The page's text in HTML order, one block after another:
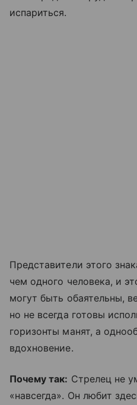
испариться.
Представители этого
чем одного человека, и
могут быть обаятельны,
но не всегда готовы
горизонты манят, а
вдохновение.
Почему так: Стрелец не
«навсегда». Он любит